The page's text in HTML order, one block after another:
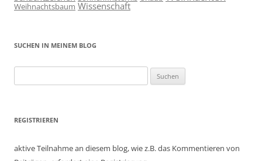
Weihnachtsbaum Wissenschaft
SUCHEN IN MEINEM BLOG
nach:
REGISTRIEREN
aktive Teilnahme an diesem blog, wie z.B. das Kommentieren von